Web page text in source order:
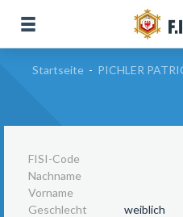
Startseite - PICHLER
FISI-Code
Nachname
Vorname
Geschlecht
weiblich